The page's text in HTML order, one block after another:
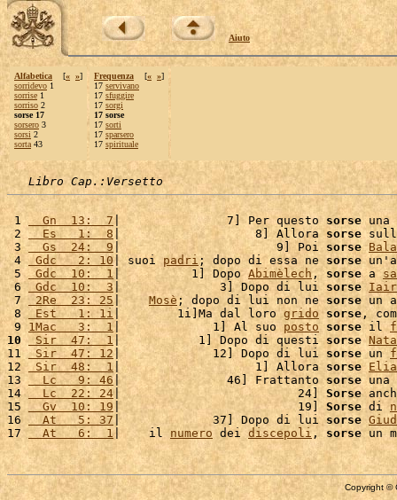
Aiuto
Alfabetica [« »]
sorridevo 1
sorrise 1
sorriso 2
sorse 17
sorsero 3
sorsi 2
sorta 43
Frequenza [« »]
17 servivano
17 sfuggire
17 sorgi
17 sorse
17 sorti
17 sparsero
17 spirituale
Libro Cap.:Versetto
1
  Gn  13:  7
|               7] Per questo sorse una
2
  Es   1:  8
|                   8] Allora sorse
3
  Gs  24:  9
|                      9] Poi sorse
4
Gdc   2: 10| suoi padri ; dopo di essa ne sorse
5 Gdc  10:  1 |          1] Dopo Abimèlech, sorse a
6 Gdc  10:  3 |              3] Dopo di lui sorse Iair
7
2Re  23: 25| Mosè; dopo di lui non ne sorse un
8 Est   1: 1i |        1i]Ma dal loro grido sorse ,
9 1Mac   3:  1|             1] Al suo posto sorse il
10
Sir  47:  1 |           1] Dopo di questi sorse
11 Sir  47: 12 |             12] Dopo di lui sorse un
12
Sir  48:  1 |                   1] Allora sorse Elia
13
  Lc   9: 46
|               46] Frattanto sorse una
14
  Lc  22: 24
|                         24] Sorse
15
  Gv  10: 19
|                         19] Sorse di
16
  At   5: 37
|             37] Dopo di lui sorse
17
  At   6:  1
|    il numero dei discepoli , sorse
Copyright ©